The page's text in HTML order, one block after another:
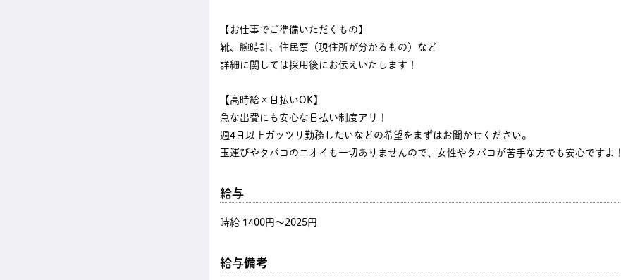
【お仕事でご準備いただくもの】
靴、腕時計、住民票（現住所が分かるもの）など
詳細に関しては採用後にお伝えいたします！
【高時給×日払いOK】
急な出費にも安心な日払い制度アリ！
週4日以上ガッツリ勤務したいなどの希望をまずはお聞かせください。
玉運びやタバコのニオイも一切ありませんので、女性やタバコが苦手な方でも安心ですよ！
給与
時給 1400円〜2025円
給与備考